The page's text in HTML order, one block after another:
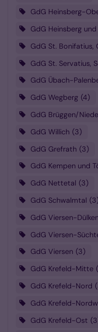
GdG Heinsberg-
GdG Heinsberg
GdG St. Bonifatius,
GdG St. Servatius,
GdG Übach-
GdG Wegberg 4
GdG Brüggen/
GdG Willich 3
GdG Grefrath 3
GdG Kempen und
GdG Nettetal 3
GdG Schwalmtal 3
GdG Viersen-
GdG Viersen-
GdG Viersen
3
GdG Krefeld-Mitte
GdG Krefeld-Nord
GdG Krefeld-
GdG Krefeld-Ost 3